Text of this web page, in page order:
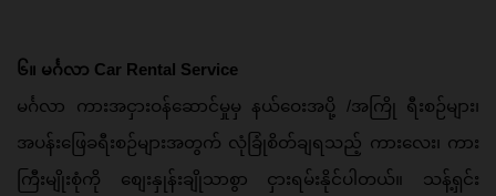
၆။ မင်္ဂလာ Car Rental Service
မင်္ဂလာ ကားအငှားဝန်ဆောင်မှုမှ နယ်ဝေးအပို့ /အကြို ရီးစဉ်များ၊
အပန်းဖြေခရီးစဉ်များအတွက် လုံခြုံစိတ်ချရသည့် ကားလေး၊ ကား
ကြီးမျိုးစုံကို စျေးနှုန်းချိုသာစွာ ငှားရမ်းနိုင်ပါတယ်။ သန့်ရှင်း